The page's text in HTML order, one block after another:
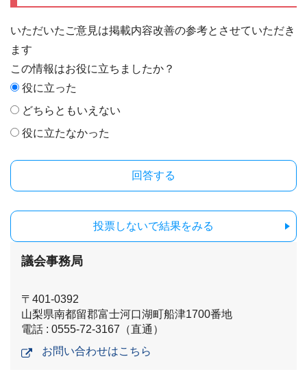
いただいたご意見は掲載内容改善の参考とさせていただき
ます
この情報はお役に立ちましたか？
役に立った
どちらともいえない
役に立たなかった
投票しないで結果をみる
議会事務局
〒401-0392
山梨県南都留郡富士河口湖町船津1700番地
電話 : 0555-72-3167（直通）
お問い合わせはこちら